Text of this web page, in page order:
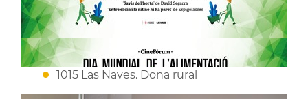
1015 Las Naves. Dona rural